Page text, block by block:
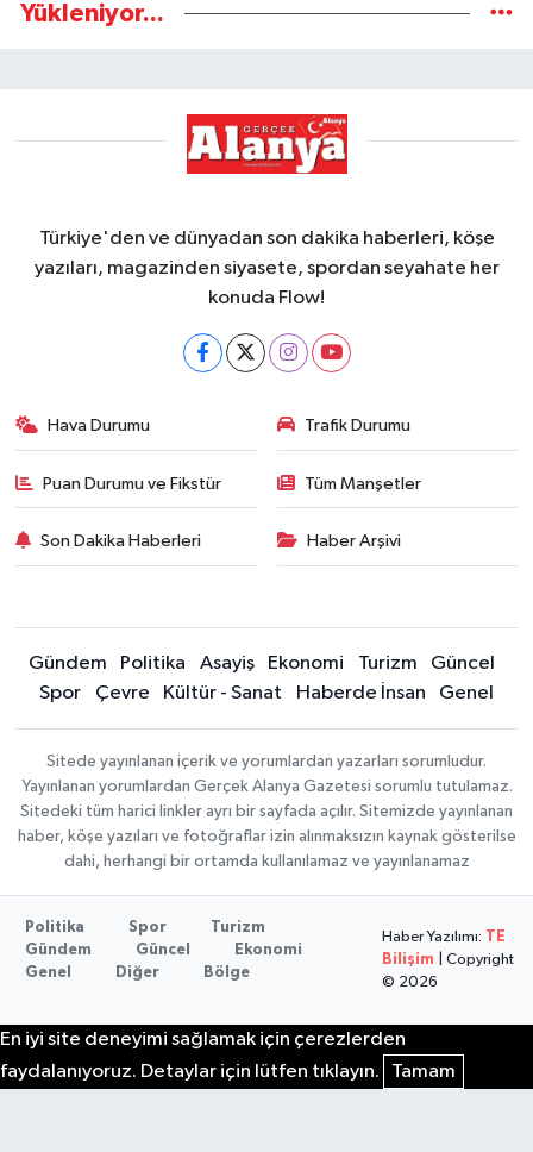
Yükleniyor...
Türkiye'den ve dünyadan son dakika haberleri, köşe
yazıları, magazinden siyasete, spordan seyahate her
konuda Flow!
Hava Durumu Trafik Durumu
Puan Durumu ve Fikstür Tüm Manşetler
Son Dakika Haberleri Haber Arşivi
Gündem Politika Asayiş Ekonomi Turizm
Güncel
Spor
Çevre Kültür - Sanat Haberde İnsan Genel
Sitede yayınlanan içerik ve yorumlardan yazarları sorumludur.
Yayınlanan yorumlardan Gerçek Alanya Gazetesi sorumlu tutulamaz.
Sitedeki tüm harici linkler ayrı bir sayfada açılır. Sitemizde yayınlanan
haber, köşe yazıları ve fotoğraflar izin alınmaksızın kaynak gösterilse
dahi, herhangi bir ortamda kullanılamaz ve yayınlanamaz
Politika Spor
Turizm
Gündem
Güncel
Ekonomi
Genel
Diğer Bölge
Haber Yazılımı:
TE
Bilişim | Copyright
© 2026
En iyi site deneyimi sağlamak için çerezlerden
faydalanıyoruz. Detaylar için lütfen tıklayın.
Tamam